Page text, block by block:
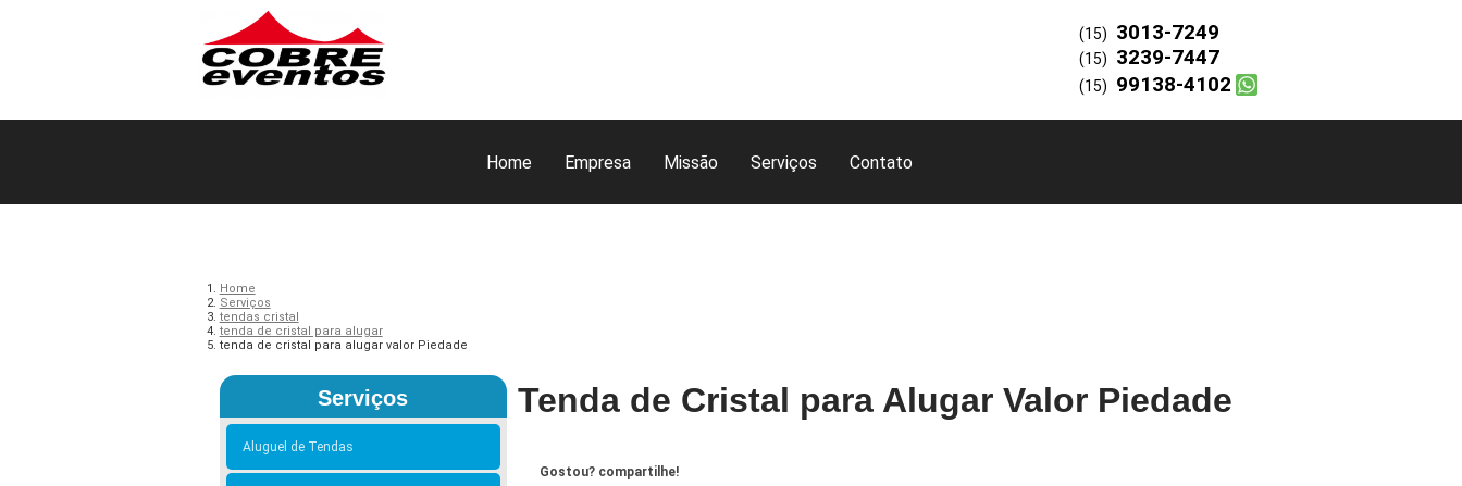
Home Empresa Missão Serviços Contato
(15) 3013-7249
(15) 3239-7447
(15) 99138-4102
Home
Serviços
tendas cristal
tenda de cristal para alugar
tenda de cristal para alugar valor Piedade
Serviços
Aluguel de Tendas
Tenda de Cristal para Alugar Valor Piedade
Gostou? compartilhe!